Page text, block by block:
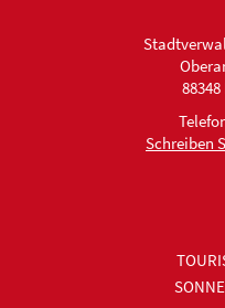
Schreiben